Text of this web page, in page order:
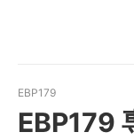
EBP179
EBP179